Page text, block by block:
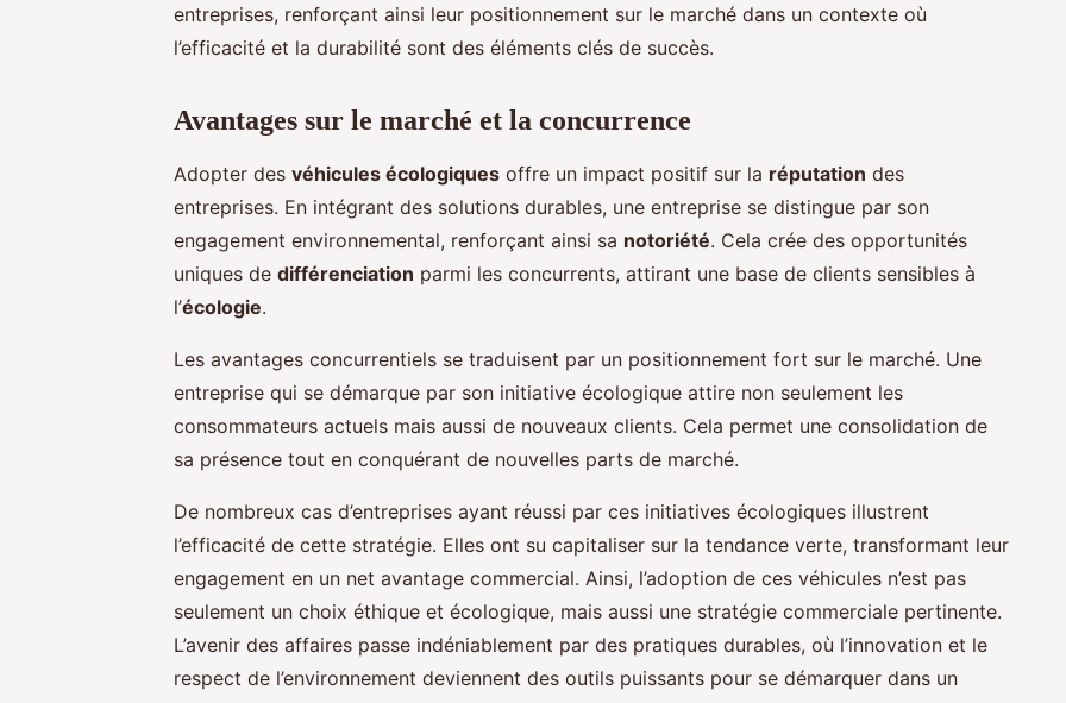
entreprises, renforçant ainsi leur positionnement sur le marché dans un contexte où
l’efficacité et la durabilité sont des éléments clés de succès.
Avantages sur le marché et la concurrence
Adopter des véhicules écologiques offre un impact positif sur la réputation des
entreprises. En intégrant des solutions durables, une entreprise se distingue par son
engagement environnemental, renforçant ainsi sa notoriété. Cela crée des opportunités
uniques de différenciation parmi les concurrents, attirant une base de clients sensibles à
l’écologie.
Les avantages concurrentiels se traduisent par un positionnement fort sur le marché. Une
entreprise qui se démarque par son initiative écologique attire non seulement les
consommateurs actuels mais aussi de nouveaux clients. Cela permet une consolidation de
sa présence tout en conquérant de nouvelles parts de marché.
De nombreux cas d’entreprises ayant réussi par ces initiatives écologiques illustrent
l’efficacité de cette stratégie. Elles ont su capitaliser sur la tendance verte, transformant leur
engagement en un net avantage commercial. Ainsi, l’adoption de ces véhicules n’est pas
seulement un choix éthique et écologique, mais aussi une stratégie commerciale pertinente.
L’avenir des affaires passe indéniablement par des pratiques durables, où l’innovation et le
respect de l’environnement deviennent des outils puissants pour se démarquer dans un